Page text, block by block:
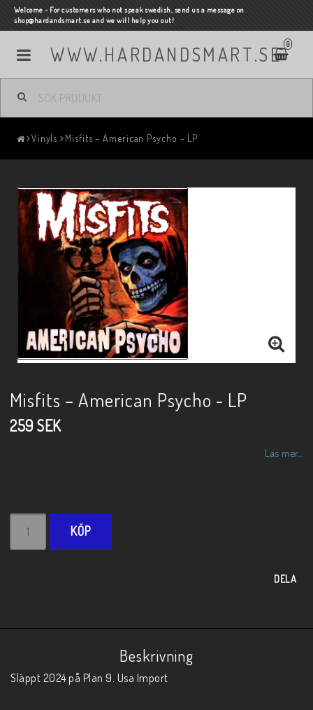
Welcome - For customers who not speak swedish, send us a message on
shop@hardandsmart.se and we will help you out!
WWW.HARDANDSMART.SE 0
Vinyls Misfits – American Psycho - LP
Misfits – American Psycho - LP
259 SEK
Läs mer...
KÖP
DELA
Beskrivning
Släppt 2024 på Plan 9. Usa Import